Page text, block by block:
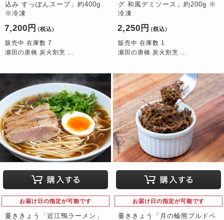
込み すっぽんスープ」約400g
※冷凍
7,200円 （税込）
販売中 在庫数 7
瀬田の唐橋 炭火割烹 ...
グ 和風デミソース」約200g ※
冷凍
2,250円 （税込）
販売中 在庫数 1
瀬田の唐橋 炭火割烹 ...
お届け日の指定が可能です
蔓ききょう「近江鴨ラーメン」
お届け日の指定が可能です
蔓ききょう「月の輪熊プルドベ